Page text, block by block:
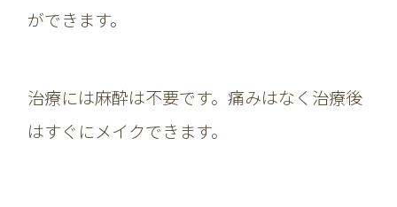
ができます。
治療には麻酔は不要です。痛みはなく治療後
はすぐにメイクできます。